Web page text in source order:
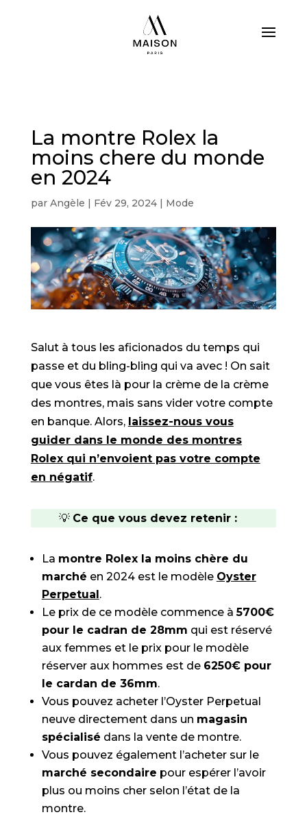
La montre Rolex la
moins chere du monde
en 2024
par Angèle | Fév 29, 2024| Mode
Salut à tous les aficionados du temps qui
passe et du bling-bling qui va avec ! On sait
que vous êtes là pour la crème de la crème
des montres, mais sans vider votre compte
en banque. Alors, laissez-nous vous
guider dans le monde des montres
Rolex qui n’envoient pas votre compte
en négatif.
💡 Ce que vous devez retenir :
La montre Rolex la moins chère du
marché en 2024 est le modèle Oyster
Perpetual .
Le prix de ce modèle commence à5700€
pour le cadran de 28mm qui est réservé
aux femmes et le prix pour le modèle
réserver aux hommes est de 6250€ pour
le cardan de 36mm.
Vous pouvez acheter l’Oyster Perpetual
neuve directement dans un magasin
spécialisé dans la vente de montre.
Vous pouvez également l’acheter sur le
marché secondaire pour espérer l’avoir
plus ou moins cher selon l’état de la
montre.